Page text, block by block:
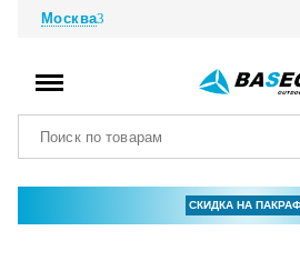
Москва
СКИДКА НА